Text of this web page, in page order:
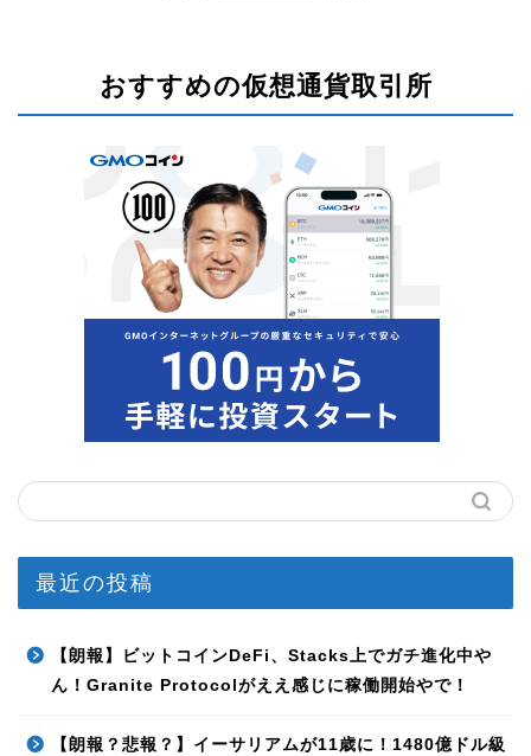
おすすめの仮想通貨取引所
最近の投稿
【朗報】ビットコインDeFi、Stacks上でガチ進化中や
ん！Granite Protocolがええ感じに稼働開始やで！
【朗報？悲報？】イーサリアムが11歳に！1480億ドル級